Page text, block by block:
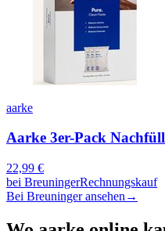
aarke
Aarke 3er-Pack
22,99 €
bei BreuningerRechnungskauf
Bei Breuninger ansehen →